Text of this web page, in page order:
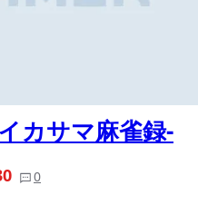
カサマ麻雀録-
0